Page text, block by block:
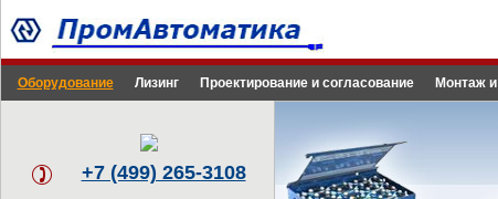
Оборудование Лизинг Проектирование и согласование Монтаж
+7 (499) 265-3108